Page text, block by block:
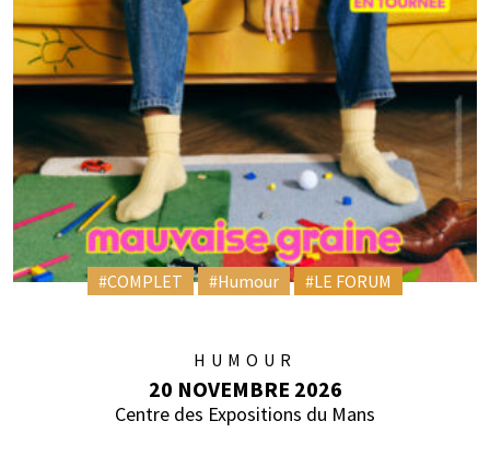
#COMPLET #Humour #LE FORUM
HUMOUR
20 NOVEMBRE 2026
Centre des Expositions du Mans